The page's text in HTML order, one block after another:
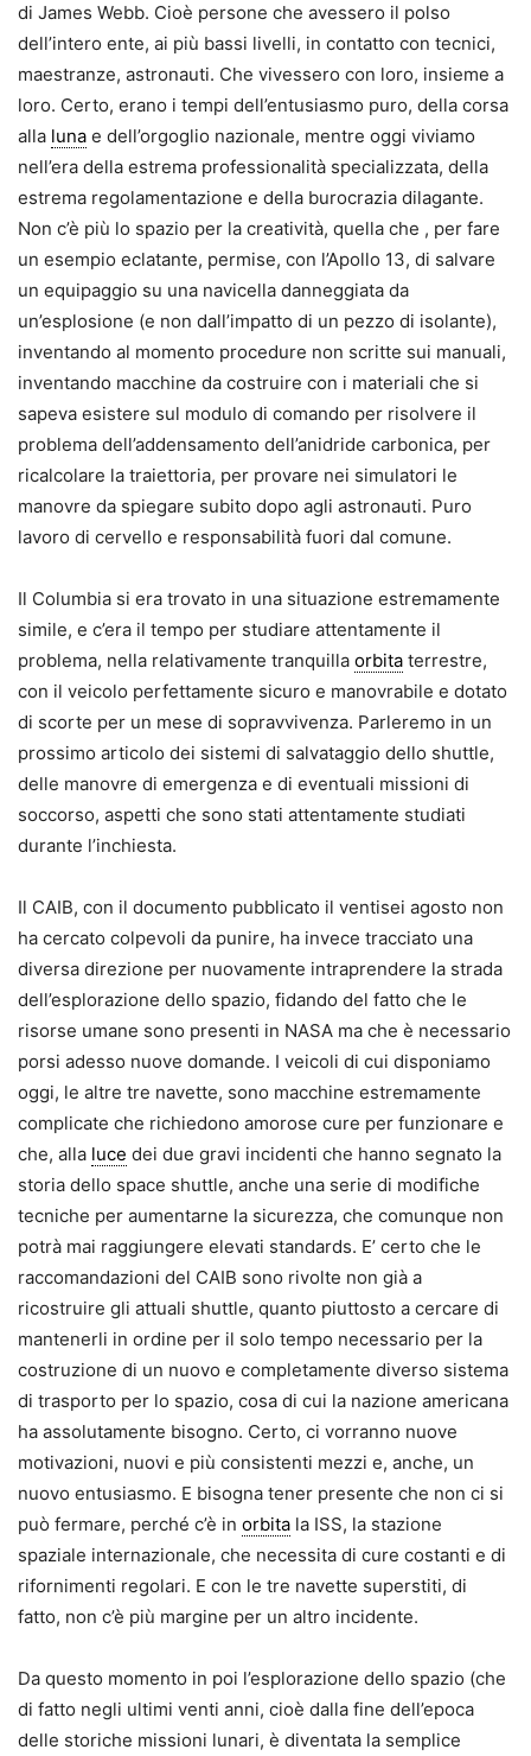
di James Webb. Cioè persone che avessero il polso
dell’intero ente, ai più bassi livelli, in contatto con tecnici,
maestranze, astronauti. Che vivessero con loro, insieme a
loro. Certo, erano i tempi dell’entusiasmo puro, della corsa
alla luna e dell’orgoglio nazionale, mentre oggi viviamo
nell’era della estrema professionalità specializzata, della
estrema regolamentazione e della burocrazia dilagante.
Non c’è più lo spazio per la creatività, quella che , per fare
un esempio eclatante, permise, con l’Apollo 13, di salvare
un equipaggio su una navicella danneggiata da
un’esplosione (e non dall’impatto di un pezzo di isolante),
inventando al momento procedure non scritte sui manuali,
inventando macchine da costruire con i materiali che si
sapeva esistere sul modulo di comando per risolvere il
problema dell’addensamento dell’anidride carbonica, per
ricalcolare la traiettoria, per provare nei simulatori le
manovre da spiegare subito dopo agli astronauti. Puro
lavoro di cervello e responsabilità fuori dal comune.
Il Columbia si era trovato in una situazione estremamente
simile, e c’era il tempo per studiare attentamente il
problema, nella relativamente tranquilla orbita terrestre,
con il veicolo perfettamente sicuro e manovrabile e dotato
di scorte per un mese di sopravvivenza. Parleremo in un
prossimo articolo dei sistemi di salvataggio dello shuttle,
delle manovre di emergenza e di eventuali missioni di
soccorso, aspetti che sono stati attentamente studiati
durante l’inchiesta.
Il CAIB, con il documento pubblicato il ventisei agosto non
ha cercato colpevoli da punire, ha invece tracciato una
diversa direzione per nuovamente intraprendere la strada
dell’esplorazione dello spazio, fidando del fatto che le
risorse umane sono presenti in NASA ma che è necessario
porsi adesso nuove domande. I veicoli di cui disponiamo
oggi, le altre tre navette, sono macchine estremamente
complicate che richiedono amorose cure per funzionare e
che, alla luce dei due gravi incidenti che hanno segnato la
storia dello space shuttle, anche una serie di modifiche
tecniche per aumentarne la sicurezza, che comunque non
potrà mai raggiungere elevati standards. E’ certo che le
raccomandazioni del CAIB sono rivolte non già a
ricostruire gli attuali shuttle, quanto piuttosto a cercare di
mantenerli in ordine per il solo tempo necessario per la
costruzione di un nuovo e completamente diverso sistema
di trasporto per lo spazio, cosa di cui la nazione americana
ha assolutamente bisogno. Certo, ci vorranno nuove
motivazioni, nuovi e più consistenti mezzi e, anche, un
nuovo entusiasmo. E bisogna tener presente che non ci si
può fermare, perché c’è in orbita la ISS, la stazione
spaziale internazionale, che necessita di cure costanti e di
rifornimenti regolari. E con le tre navette superstiti, di
fatto, non c’è più margine per un altro incidente.
Da questo momento in poi l’esplorazione dello spazio (che
di fatto negli ultimi venti anni, cioè dalla fine dell’epoca
delle storiche missioni lunari, è diventata la semplice